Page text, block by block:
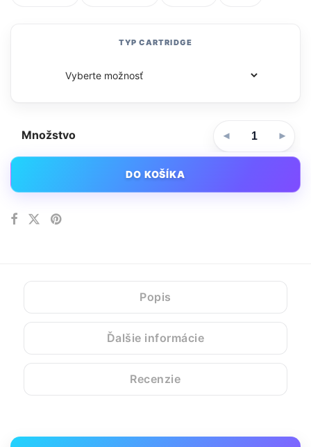
TYP CARTRIDGE
Množstvo
DO KOŠÍKA
Popis
Ďalšie informácie
Recenzie